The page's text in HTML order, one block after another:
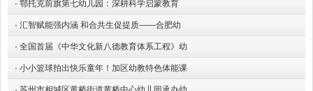
· 鄂托克前旗第七幼儿园：深耕科学启蒙教育
· 汇智赋能强内涵 和合共生促提质——合肥幼
· 全国首届《中华文化新八德教育体系工程》幼
· 小小篮球拍出快乐童年！加区幼教特色体能课